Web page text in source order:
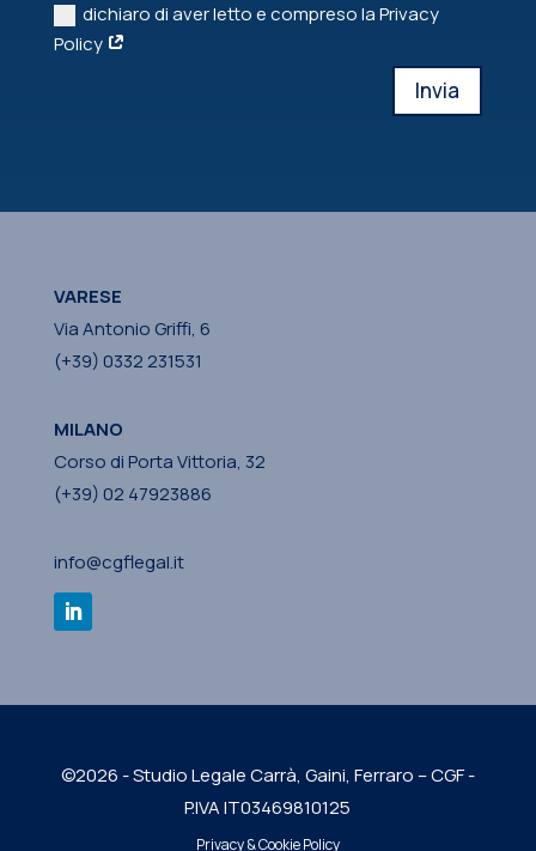
dichiaro di aver letto e compreso la Privacy
Policy
Invia
VARESE
Via Antonio Griffi, 6
(+39) 0332 231531
MILANO
Corso di Porta Vittoria, 32
(+39) 02 47923886
info@cgflegal.it
©2026 - Studio Legale Carrà, Gaini, Ferraro – CGF -
P.IVA IT03469810125
Privacy & Cookie Policy